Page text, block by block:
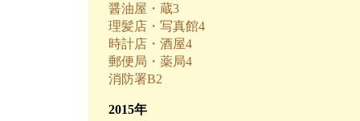
醤油屋・蔵3
理髪店・写真館4
時計店・酒屋4
郵便局・薬局4
消防署B2
2015年